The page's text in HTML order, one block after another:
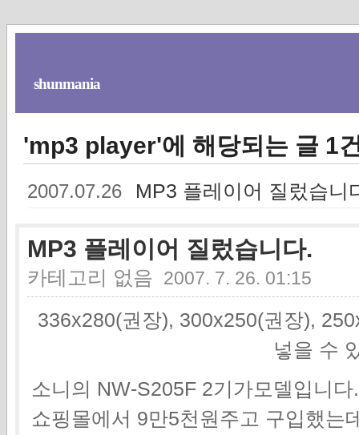
shunmania
'mp3 player'에 해당되는 글 1
2007.07.26 MP3 플레이어 질렀습니
MP3 플레이어 질렀습니다.
카테고리 없음 2007. 7. 26. 01:15
336x280(권장), 300x250(권장),
넣을 수
소니의 NW-S205F 2기가모델입니
쇼핑몰에서 9만5천원주고 구입했는